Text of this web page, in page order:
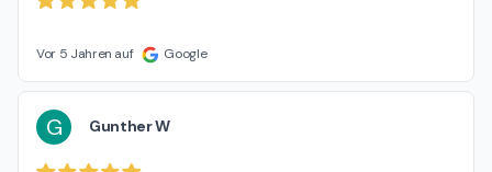
Vor 5 Jahren auf Google
G Gunther W